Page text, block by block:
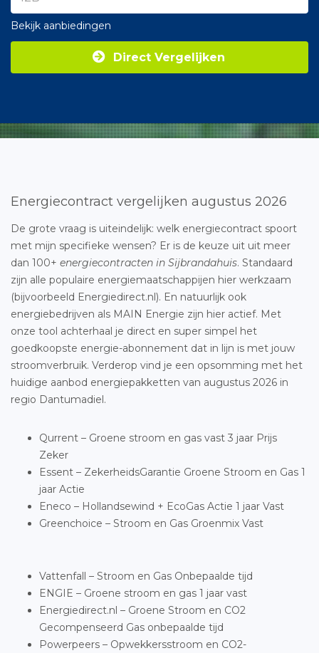
Bekijk aanbiedingen
Direct Vergelijken
Energiecontract vergelijken augustus 2026
De grote vraag is uiteindelijk: welk energiecontract spoort
met mijn specifieke wensen? Er is de keuze uit uit meer
dan 100+ energiecontracten in Sijbrandahuis. Standaard
zijn alle populaire energiemaatschappijen hier werkzaam
(bijvoorbeeld Energiedirect.nl). En natuurlijk ook
energiebedrijven als MAIN Energie zijn hier actief. Met
onze tool achterhaal je direct en super simpel het
goedkoopste energie-abonnement dat in lijn is met jouw
stroomverbruik. Verderop vind je een opsomming met het
huidige aanbod energiepakketten van augustus 2026 in
regio Dantumadiel.
Qurrent – Groene stroom en gas vast 3 jaar Prijs
Zeker
Essent – ZekerheidsGarantie Groene Stroom en Gas 1
jaar Actie
Eneco – Hollandsewind + EcoGas Actie 1 jaar Vast
Greenchoice – Stroom en Gas Groenmix Vast
Vattenfall – Stroom en Gas Onbepaalde tijd
ENGIE – Groene stroom en gas 1 jaar vast
Energiedirect.nl – Groene Stroom en CO2
Gecompenseerd Gas onbepaalde tijd
Powerpeers – Opwekkersstroom en CO2-